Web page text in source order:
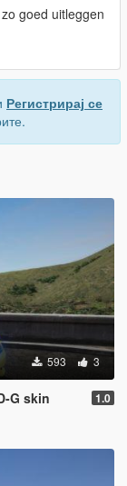
goed uitleggen
Регистрирај се
593 3
G skin 1.0